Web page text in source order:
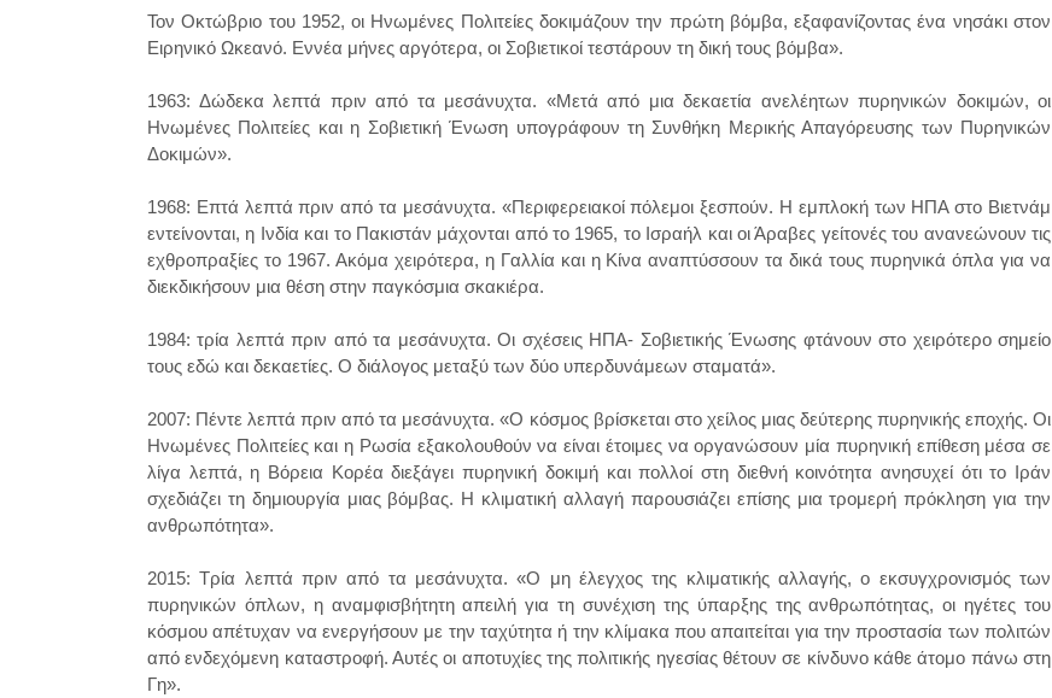
Τον Οκτώβριο του 1952, οι Ηνωμένες Πολιτείες δοκιμάζουν την πρώτη βόμβα, εξαφανίζοντας ένα νησάκι στον
Ειρηνικό Ωκεανό. Εννέα μήνες αργότερα, οι Σοβιετικοί τεστάρουν τη δική τους βόμβα».
1963: Δώδεκα λεπτά πριν από τα μεσάνυχτα. «Μετά από μια δεκαετία ανελέητων πυρηνικών δοκιμών, οι
Ηνωμένες Πολιτείες και η Σοβιετική Ένωση υπογράφουν τη Συνθήκη Μερικής Απαγόρευσης των Πυρηνικών
Δοκιμών».
1968: Επτά λεπτά πριν από τα μεσάνυχτα. «Περιφερειακοί πόλεμοι ξεσπούν. Η εμπλοκή των ΗΠΑ στο Βιετνάμ
εντείνονται, η Ινδία και το Πακιστάν μάχονται από το 1965, το Ισραήλ και οι Άραβες γείτονές του ανανεώνουν τις
εχθροπραξίες το 1967. Ακόμα χειρότερα, η Γαλλία και η Κίνα αναπτύσσουν τα δικά τους πυρηνικά όπλα για να
διεκδικήσουν μια θέση στην παγκόσμια σκακιέρα.
1984: τρία λεπτά πριν από τα μεσάνυχτα. Οι σχέσεις ΗΠΑ- Σοβιετικής Ένωσης φτάνουν στο χειρότερο σημείο
τους εδώ και δεκαετίες. Ο διάλογος μεταξύ των δύο υπερδυνάμεων σταματά».
2007: Πέντε λεπτά πριν από τα μεσάνυχτα. «Ο κόσμος βρίσκεται στο χείλος μιας δεύτερης πυρηνικής εποχής. Οι
Ηνωμένες Πολιτείες και η Ρωσία εξακολουθούν να είναι έτοιμες να οργανώσουν μία πυρηνική επίθεση μέσα σε
λίγα λεπτά, η Βόρεια Κορέα διεξάγει πυρηνική δοκιμή και πολλοί στη διεθνή κοινότητα ανησυχεί ότι το Ιράν
σχεδιάζει τη δημιουργία μιας βόμβας. Η κλιματική αλλαγή παρουσιάζει επίσης μια τρομερή πρόκληση για την
ανθρωπότητα».
2015: Τρία λεπτά πριν από τα μεσάνυχτα. «Ο μη έλεγχος της κλιματικής αλλαγής, ο εκσυγχρονισμός των
πυρηνικών όπλων, η αναμφισβήτητη απειλή για τη συνέχιση της ύπαρξης της ανθρωπότητας, οι ηγέτες του
κόσμου απέτυχαν να ενεργήσουν με την ταχύτητα ή την κλίμακα που απαιτείται για την προστασία των πολιτών
από ενδεχόμενη καταστροφή. Αυτές οι αποτυχίες της πολιτικής ηγεσίας θέτουν σε κίνδυνο κάθε άτομο πάνω στη
Γη».